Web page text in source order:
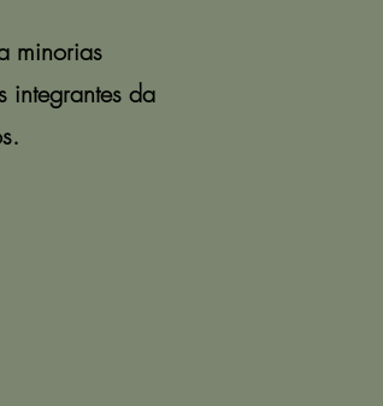
minorias
integrantes da